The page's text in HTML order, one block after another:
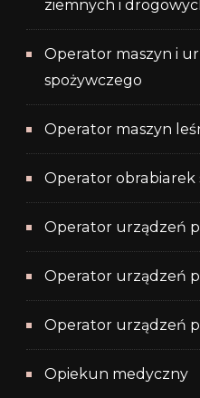
ziemnych i
Operator maszyn i
spożywczego
Operator maszyn
Operator obrabiarek
Operator urządzeń
Operator urządzeń
Operator urządzeń
Opiekun medyczny